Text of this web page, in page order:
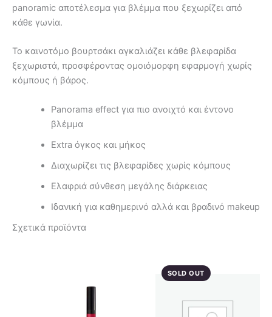
panoramic αποτέλεσμα για βλέμμα που ξεχωρίζει από
κάθε γωνία.
Το καινοτόμο βουρτσάκι αγκαλιάζει κάθε βλεφαρίδα
ξεχωριστά, προσφέροντας ομοιόμορφη εφαρμογή χωρίς
κόμπους ή βάρος.
Panorama effect για πιο ανοιχτό και έντονο
βλέμμα
Extra όγκος και μήκος
Διαχωρίζει τις βλεφαρίδες χωρίς κόμπους
Ελαφριά σύνθεση μεγάλης διάρκειας
Ιδανική για καθημερινό αλλά και βραδινό makeup
Σχετικά προϊόντα
SOLD OUT